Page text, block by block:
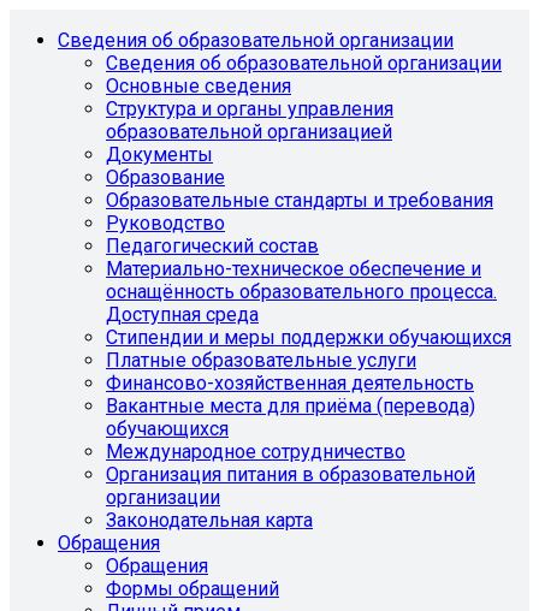
Сведения об образовательной организации
Сведения об образовательной организации
Основные сведения
Структура и органы управления
образовательной организацией
Документы
Образование
Образовательные стандарты и требования
Руководство
Педагогический состав
Материально-техническое обеспечение и
оснащённость образовательного процесса.
Доступная среда
Стипендии и меры поддержки обучающихся
Платные образовательные услуги
Финансово-хозяйственная деятельность
Вакантные места для приёма (перевода)
обучающихся
Международное сотрудничество
Организация питания в образовательной
организации
Законодательная карта
Обращения
Обращения
Формы обращений